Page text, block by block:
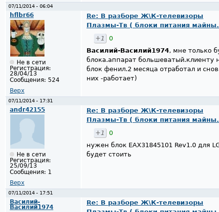
07/11/2014 - 06:04
hflbr66
Не в сети
Регистрация:
28/04/13
Сообщения: 524
Верх
Re: В разборе Ж\К-телевизоры
Плазмы-Тв ( блоки питания
+1
0
Василий-Василий1974, мне только
блока.аппарат большеватый.клиенту
блок фенил.2 месяца отработал и
них -работает)
07/11/2014 - 17:31
andr42155
Не в сети
Регистрация:
25/09/13
Сообщения: 1
Верх
Re: В разборе Ж\К-телевизоры
Плазмы-Тв ( блоки питания
+1
0
нужен блок EAX31845101 Rev1.0 для
будет стоить
07/11/2014 - 17:51
Василий-
Василий1974
Re: В разборе Ж\К-телевизоры